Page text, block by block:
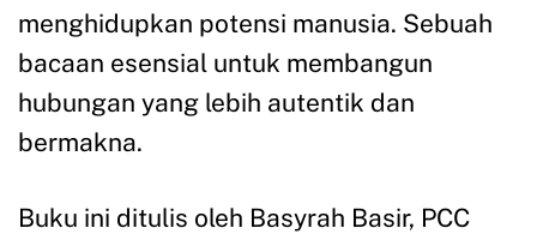
menghidupkan potensi manusia. Sebuah
bacaan esensial untuk membangun
hubungan yang lebih autentik dan
bermakna.
Buku ini ditulis oleh Basyrah Basir, PCC